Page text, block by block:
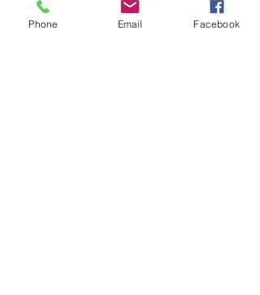
sam. 15 août, 10 h 30
Phone Email Facebook